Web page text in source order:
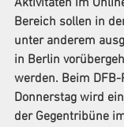
Aktivitäten im
Bereich sollen in
unter anderem
in Berlin
werden. Beim
Donnerstag wird
der Gegentribüne